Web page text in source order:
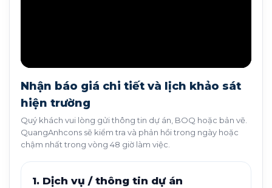
Nhận báo giá chi tiết và lịch khảo sát
hiện trường
Quý khách vui lòng gửi thông tin dự án, BOQ hoặc bản vẽ.
QuangAnhcons sẽ kiểm tra và phản hồi trong ngày hoặc
chậm nhất trong vòng 48 giờ làm việc.
1. Dịch vụ / thông tin dự án